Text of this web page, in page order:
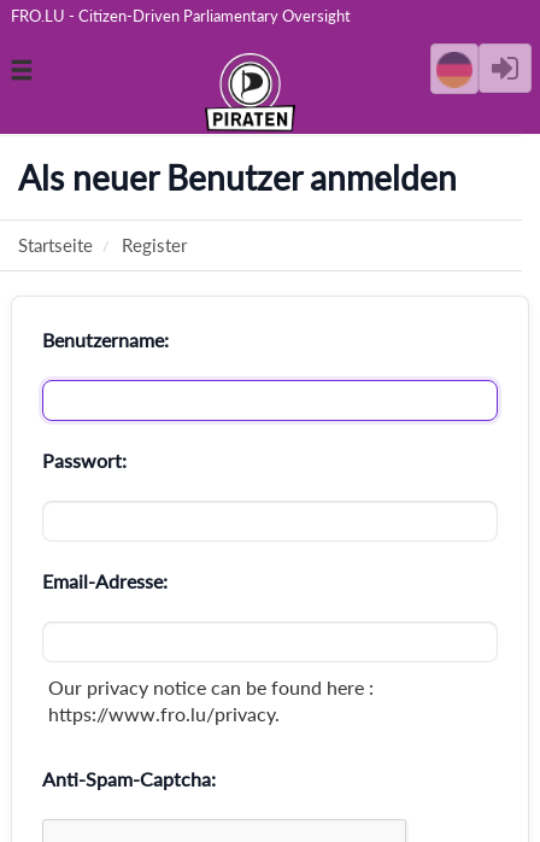
FRO.LU - Citizen-Driven Parliamentary Oversight
Toggle
Als neuer Benutzer anmelden
Startseite Register
Benutzername:
Passwort:
Email-Adresse:
Our privacy notice can be found here :
https://www.fro.lu/privacy.
Anti-Spam-Captcha: